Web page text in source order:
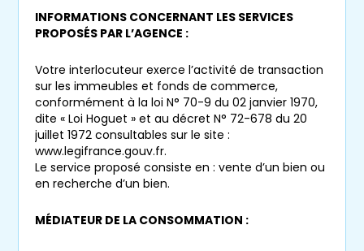
vente à terme libreouvente en nue-
Nous vous aidons sereinement dans toutes les
étapes de vente et d’acquisition, en veillant à
ce que les échanges entre les deux parties se
passent simplement et en toute
bienveillance. Avec l’aide de nos experts
Viagimmo Marseille
recherche du bien rêvé, à lasignature chez
INFORMATIONS CONCERNANT LES SERVICES
PROPOSÉS PAR L’AGENCE :
Votre interlocuteur exerce l’activité de transaction
sur les immeubles et fonds de commerce,
conformément à la loi N° 70-9 du 02 janvier 1970,
dite « Loi Hoguet » et au décret N° 72-678 du 20
juillet 1972 consultables sur le site :
www.legifrance.gouv.fr.
Le service proposé consiste en : vente d’un bien ou
en recherche d’un bien.
MÉDIATEUR DE LA CONSOMMATION :